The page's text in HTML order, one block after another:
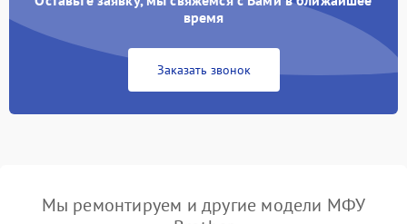
время
Заказать звонок
Мы ремонтируем и другие модели МФУ